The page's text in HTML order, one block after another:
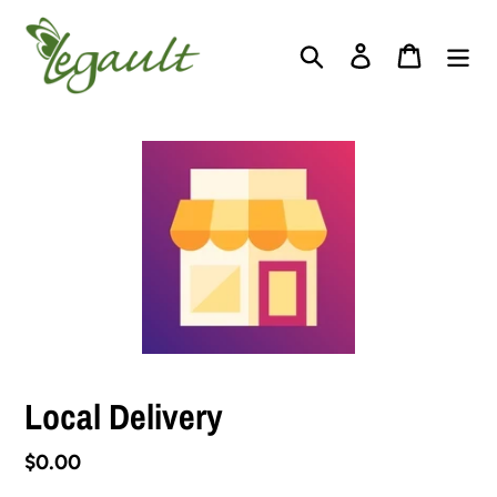
Passer
contenu
RechercherSe connecter
PANIER
Local Delivery
Prix
$0.00